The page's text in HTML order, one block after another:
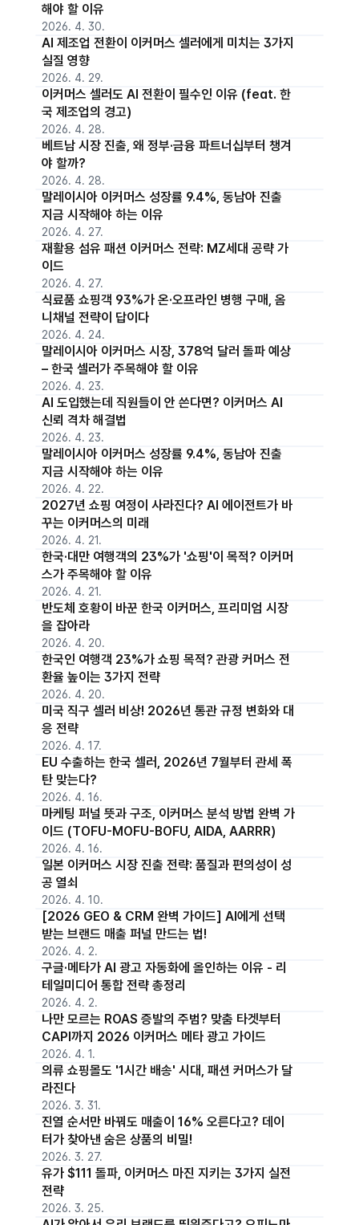
해야 할 이유
2026. 4. 30.
AI 제조업 전환이 이커머스 셀러에게 미치는 3가지
실질 영향
2026. 4. 29.
이커머스 셀러도 AI 전환이 필수인 이유 (feat. 한
국 제조업의 경고)
2026. 4. 28.
베트남 시장 진출, 왜 정부·금융 파트너십부터 챙겨
야 할까?
2026. 4. 28.
말레이시아 이커머스 성장률 9.4%, 동남아 진출
지금 시작해야 하는 이유
2026. 4. 27.
재활용 섬유 패션 이커머스 전략: MZ세대 공략 가
이드
2026. 4. 27.
식료품 쇼핑객 93%가 온·오프라인 병행 구매, 옴
니채널 전략이 답이다
2026. 4. 24.
말레이시아 이커머스 시장, 378억 달러 돌파 예상
– 한국 셀러가 주목해야 할 이유
2026. 4. 23.
AI 도입했는데 직원들이 안 쓴다면? 이커머스 AI
신뢰 격차 해결법
2026. 4. 23.
말레이시아 이커머스 성장률 9.4%, 동남아 진출
지금 시작해야 하는 이유
2026. 4. 22.
2027년 쇼핑 여정이 사라진다? AI 에이전트가 바
꾸는 이커머스의 미래
2026. 4. 21.
한국·대만 여행객의 23%가 '쇼핑'이 목적? 이커머
스가 주목해야 할 이유
2026. 4. 21.
반도체 호황이 바꾼 한국 이커머스, 프리미엄 시장
을 잡아라
2026. 4. 20.
한국인 여행객 23%가 쇼핑 목적? 관광 커머스 전
환율 높이는 3가지 전략
2026. 4. 20.
미국 직구 셀러 비상! 2026년 통관 규정 변화와 대
응 전략
2026. 4. 17.
EU 수출하는 한국 셀러, 2026년 7월부터 관세 폭
탄 맞는다?
2026. 4. 16.
마케팅 퍼널 뜻과 구조, 이커머스 분석 방법 완벽 가
이드 (TOFU-MOFU-BOFU, AIDA, AARRR)
2026. 4. 16.
일본 이커머스 시장 진출 전략: 품질과 편의성이 성
공 열쇠
2026. 4. 10.
[2026 GEO & CRM 완벽 가이드] AI에게 선택
받는 브랜드 매출 퍼널 만드는 법!
2026. 4. 2.
구글·메타가 AI 광고 자동화에 올인하는 이유 - 리
테일미디어 통합 전략 총정리
2026. 4. 2.
나만 모르는 ROAS 증발의 주범? 맞춤 타겟부터
CAPI까지 2026 이커머스 메타 광고 가이드
2026. 4. 1.
의류 쇼핑몰도 '1시간 배송' 시대, 패션 커머스가 달
라진다
2026. 3. 31.
진열 순서만 바꿔도 매출이 16% 오른다고? 데이
터가 찾아낸 숨은 상품의 비밀!
2026. 3. 27.
유가 $111 돌파, 이커머스 마진 지키는 3가지 실전
전략
2026. 3. 25.